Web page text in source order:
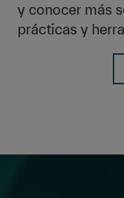
y conocer más
prácticas y